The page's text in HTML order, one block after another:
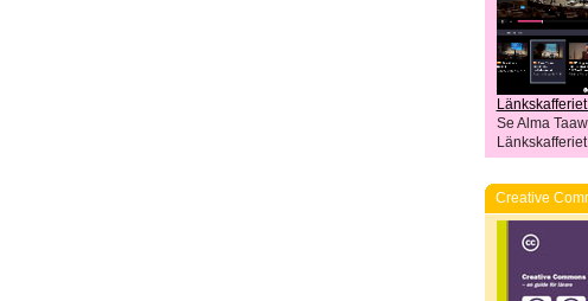
Se Alma
Creative